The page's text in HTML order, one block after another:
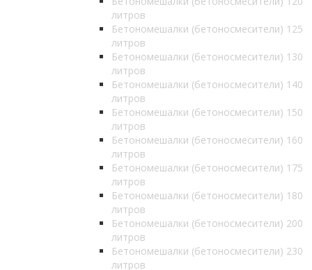
литров
Бетономешалки (бетоносмесители) 125
литров
Бетономешалки (бетоносмесители) 130
литров
Бетономешалки (бетоносмесители) 140
литров
Бетономешалки (бетоносмесители) 150
литров
Бетономешалки (бетоносмесители) 160
литров
Бетономешалки (бетоносмесители) 175
литров
Бетономешалки (бетоносмесители) 180
литров
Бетономешалки (бетоносмесители) 200
литров
Бетономешалки (бетоносмесители) 230
литров